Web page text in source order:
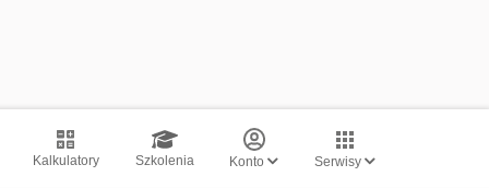
Kalkulatory Szkolenia Konto Serwisy